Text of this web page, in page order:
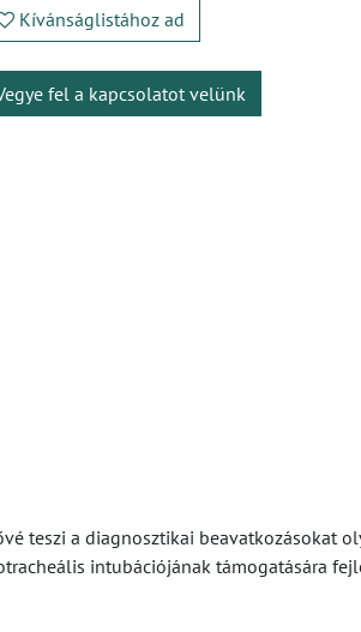
Kívánságlistához ad
fel a kapcsolatot velünk
teszi a diagnosztikai beavatkozásokat
intubációjának támogatására